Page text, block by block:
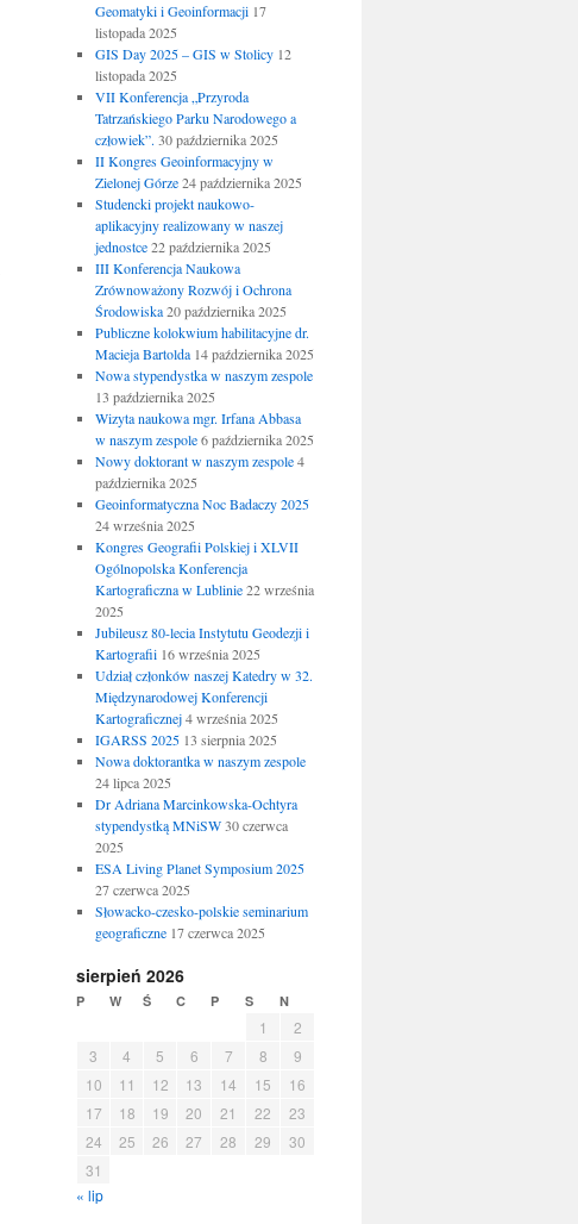
Geomatyki i Geoinformacji 17
listopada 2025
GIS Day 2025 – GIS w Stolicy 12
listopada 2025
VII Konferencja „Przyroda
Tatrzańskiego Parku Narodowego a
człowiek”. 30 października 2025
II Kongres Geoinformacyjny w
Zielonej Górze 24 października 2025
Studencki projekt naukowo-
aplikacyjny realizowany w naszej
jednostce 22 października 2025
III Konferencja Naukowa
Zrównoważony Rozwój i Ochrona
Środowiska 20 października 2025
Publiczne kolokwium habilitacyjne dr.
Macieja Bartolda 14 października 2025
Nowa stypendystka w naszym zespole
13 października 2025
Wizyta naukowa mgr. Irfana Abbasa
w naszym zespole 6 października 2025
Nowy doktorant w naszym zespole 4
października 2025
Geoinformatyczna Noc Badaczy 2025
24 września 2025
Kongres Geografii Polskiej i XLVII
Ogólnopolska Konferencja
Kartograficzna w Lublinie 22 września
2025
Jubileusz 80-lecia Instytutu Geodezji i
Kartografii 16 września 2025
Udział członków naszej Katedry w 32.
Międzynarodowej Konferencji
Kartograficznej 4 września 2025
IGARSS 2025 13 sierpnia 2025
Nowa doktorantka w naszym zespole
24 lipca 2025
Dr Adriana Marcinkowska-Ochtyra
stypendystką MNiSW 30 czerwca
2025
ESA Living Planet Symposium 2025
27 czerwca 2025
Słowacko-czesko-polskie seminarium
geograficzne 17 czerwca 2025
sierpień 2026
P W Ś C P S N
1
2
3
4 5 6 7 8
9
10
11 12 13 14 15
16
17
18 19 20 21 22
23
24
25 26 27 28 29
30
31
« lip